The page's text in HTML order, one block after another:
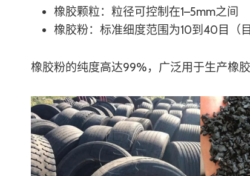
橡胶颗粒：粒径可控制在1–5mm之间
橡胶粉：标准细度范围为10到40目（
橡胶粉的纯度高达99%，广泛用于生产橡